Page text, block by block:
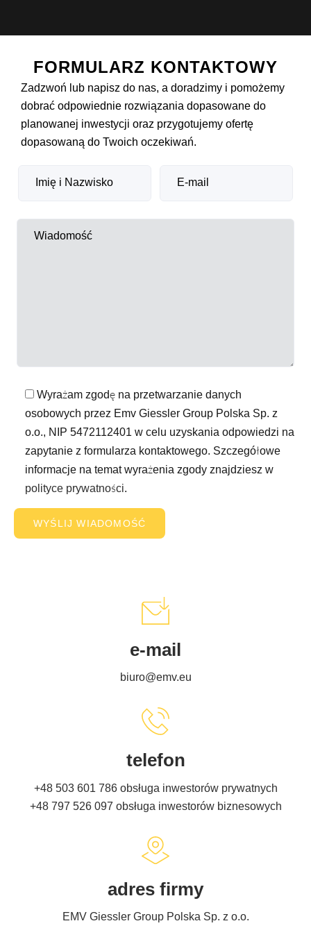
FORMULARZ KONTAKTOWY
Zadzwoń lub napisz do nas, a doradzimy i pomożemy
dobrać odpowiednie rozwiązania dopasowane do
planowanej inwestycji oraz przygotujemy ofertę
dopasowaną do Twoich oczekiwań.
Wyrażam zgodę na przetwarzanie danych
osobowych przez Emv Giessler Group Polska Sp. z
o.o., NIP 5472112401 w celu uzyskania odpowiedzi na
zapytanie z formularza kontaktowego. Szczegółowe
informacje na temat wyrażenia zgody znajdziesz w
polityce prywatności.
e-mail
biuro@emv.eu
telefon
+48 503 601 786 obsługa inwestorów prywatnych
+48 797 526 097 obsługa inwestorów biznesowych
adres firmy
EMV Giessler Group Polska Sp. z o.o.